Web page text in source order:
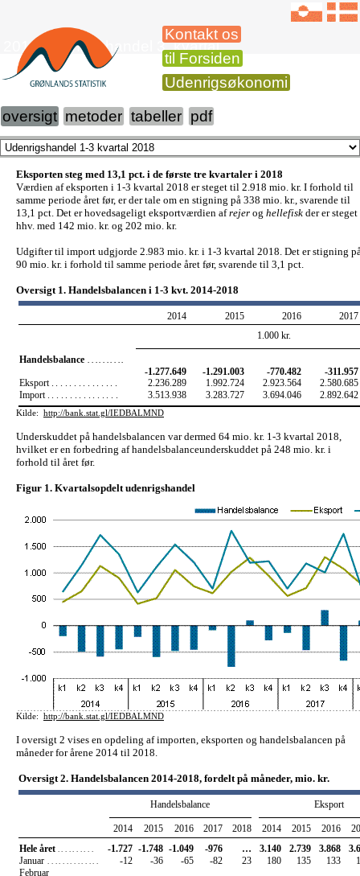
Kontakt os
til Forsiden
Udenrigsøkonomi
2018 Udenrigshandel 3. kvartal
oversigt metoder tabeller pdf